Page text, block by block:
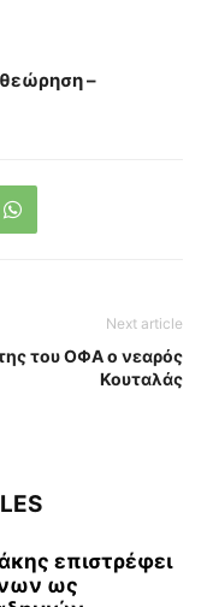
–
Next article
του ΟΦΑ ο νεαρός
Κουταλάς
επιστρέφει
ως